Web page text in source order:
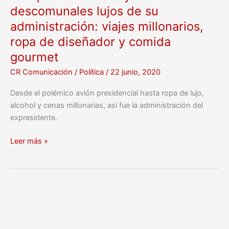
descomunales lujos de su
administración: viajes millonarios,
ropa de diseñador y comida
gourmet
CR Comunicación / Política / 22 junio, 2020
Desde el polémico avión presidencial hasta ropa de lujo,
alcohol y cenas millonarias, así fue la administración del
expresidente.
de
diseñador
y
comida
gourmet
Leer más »